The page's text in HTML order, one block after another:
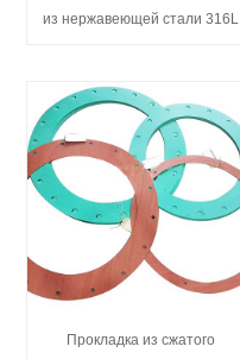
из нержавеющей стали 316L
Прокладка из сжатого